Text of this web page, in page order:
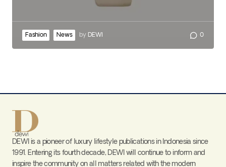
Fashion News by DEWI 0
DEWI is a pioneer of luxury lifestyle publications in Indonesia since
1991. Entering its fourth decade, DEWI will continue to inform and
inspire the community on all matters related with the modern